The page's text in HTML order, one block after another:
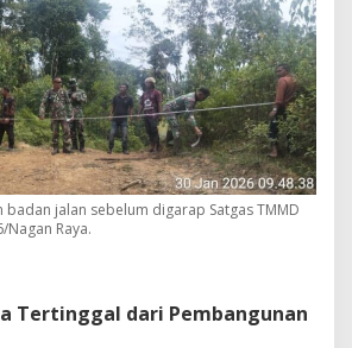
badan jalan sebelum digarap Satgas TMMD
Nagan Raya.
Tertinggal dari Pembangunan